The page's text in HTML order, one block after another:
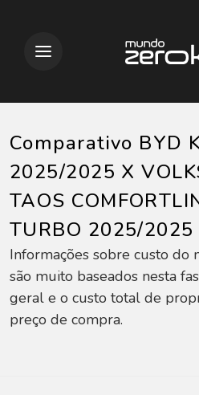
Comparativo BYD
2025/2025 X
TAOS
TURBO 2025/2025
Informações sobre custo do
são muito baseados nesta
geral e o custo total de
preço de compra.